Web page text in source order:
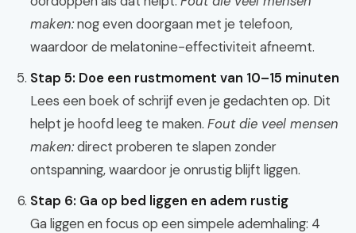
maken:nog even doorgaan met je telefoon,
waardoor de melatonine-effectiviteit afneemt.
Stap 5: Doe een rustmoment van 10–15 minuten
Lees een boek of schrijf even je gedachten op. Dit
helpt je hoofd leeg te maken. Fout die veel mensen
maken:direct proberen te slapen zonder
ontspanning, waardoor je onrustig blijft liggen.
Stap 6: Ga op bed liggen en adem rustig
Ga liggen en focus op een simpele ademhaling: 4